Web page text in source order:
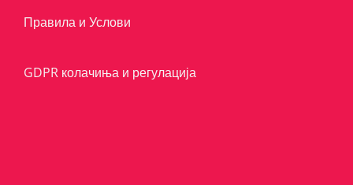
Правила и Услови
GDPR колачиња и регулација